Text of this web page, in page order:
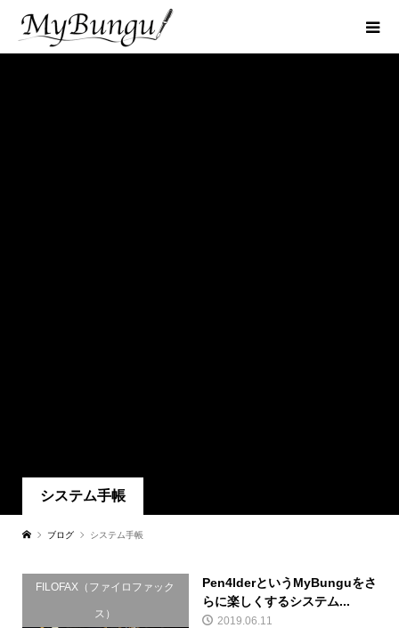
システム手帳
ブログ システム手帳
FILOFAX（ファイロファック
ス）
Pen4lderというMyBunguをさ
らに楽しくするシステム...
2019.06.11